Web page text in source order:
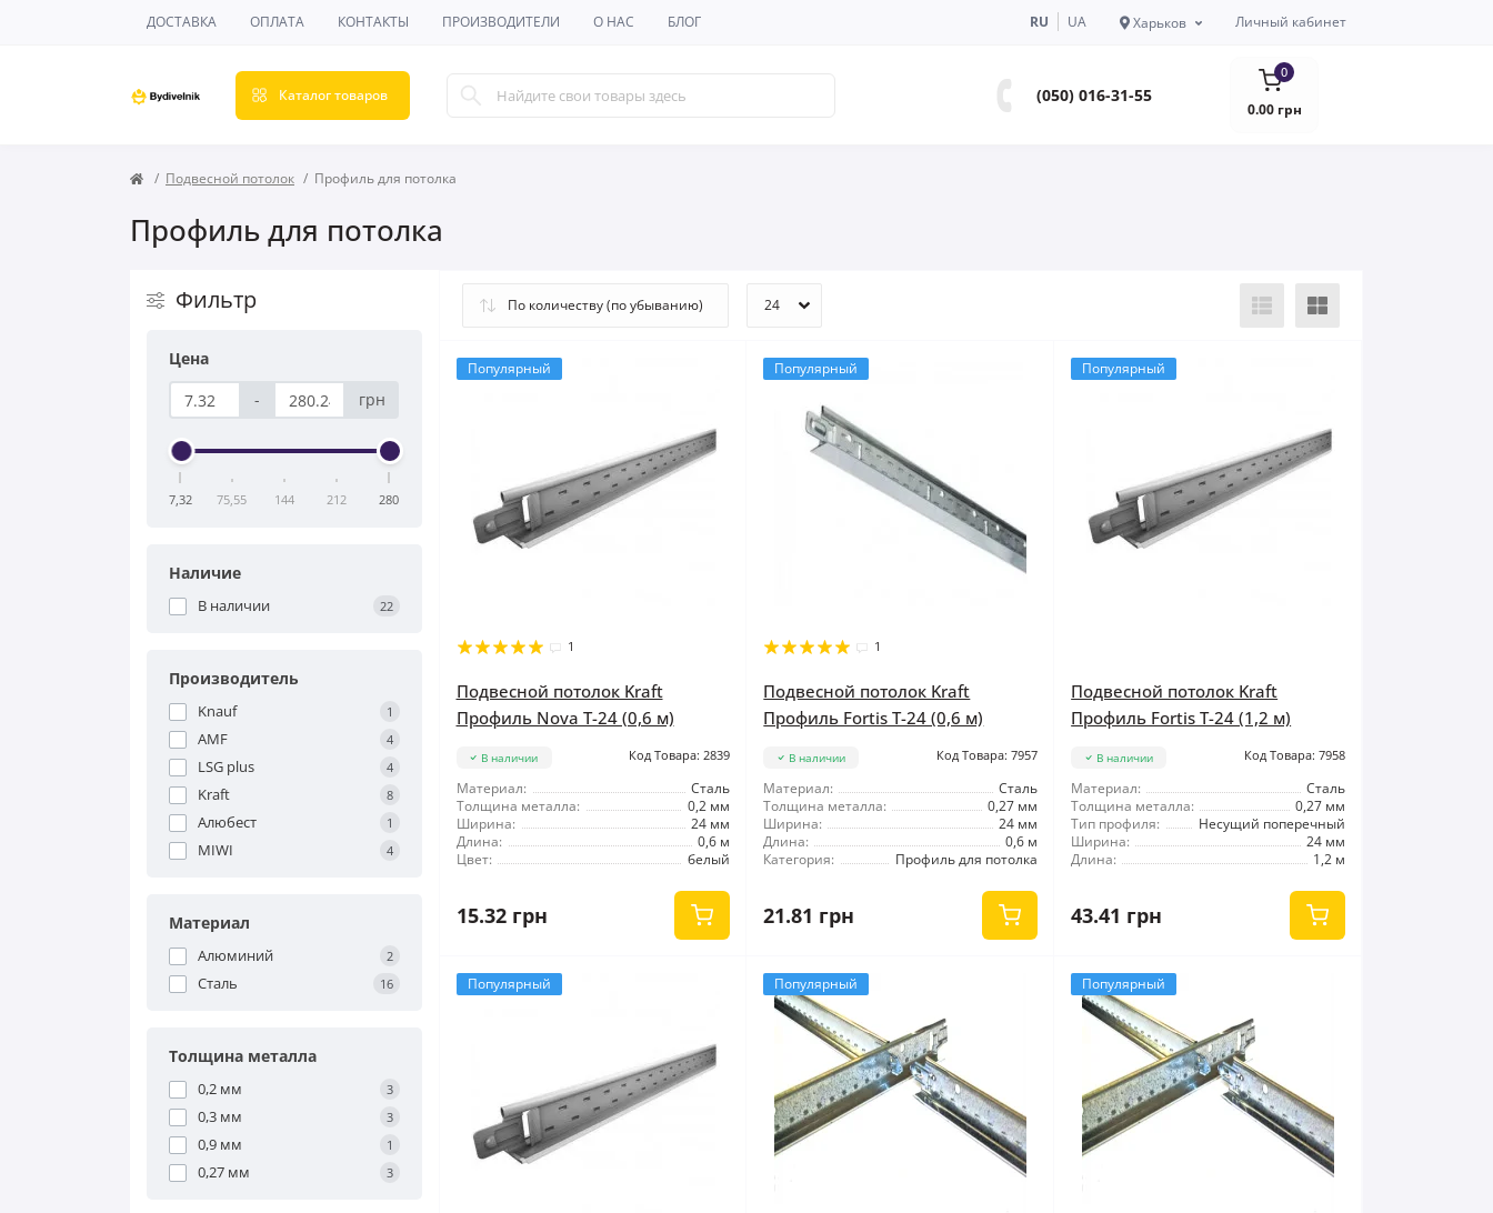
ДОСТАВКА ОПЛАТА КОНТАКТЫ ПРОИЗВОДИТЕЛИ О НАС БЛОГ RU UA Харьков Личный кабинет
Каталог товаров (050) 016-31-55
0
0.00 грн
Подвесной потолок Профиль для потолка
Профиль для потолка
Фильтр
Цена
-
грн
7,32 75,55 144 212 280
Наличие
В наличии 22
Производитель
Knauf 1
AMF 4
LSG plus 4
Kraft 8
Алюбест 1
MIWI 4
Материал
Алюминий 2
Сталь 16
Толщина металла
0,2 мм 3
0,3 мм 3
0,9 мм 1
0,27 мм 3
Популярный
1
Подвесной потолок Kraft
Профиль Nova Т-24 (0,6 м)
В наличии Код Товара: 2839
Материал:
Сталь
Толщина металла:
0,2 мм
Ширина:
24 мм
Длина:
0,6 м
Цвет:
белый
15.32 грн
Популярный
1
Подвесной потолок Kraft
Профиль Fortis Т-24 (0,6 м)
В наличии Код Товара: 7957
Материал:
Сталь
Толщина металла:
0,27 мм
Ширина:
24 мм
Длина:
0,6 м
Категория:
Профиль для потолка
21.81 грн
Популярный
Подвесной потолок Kraft
Профиль Fortis Т-24 (1,2 м)
В наличии Код Товара: 7958
Материал:
Сталь
Толщина металла:
0,27 мм
Тип профиля:
Несущий поперечный
Ширина:
24 мм
Длина:
1,2 м
43.41 грн
Популярный Популярный Популярный